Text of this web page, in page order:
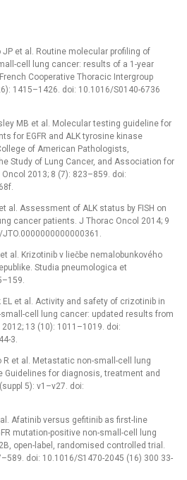
et al. Routine molecular profiling of
cell lung cancer: results of a 1-year
Cooperative Thoracic Intergroup
1415–1426. doi: 10.1016/S0140-6736
MB et al. Molecular testing guideline for
for EGFR and ALK tyrosine kinase
of American Pathologists,
Study of Lung Cancer, and Association for
2013; 8 (7): 823–859. doi:
al. Assessment of ALK status by FISH on
cancer patients. J Thorac Oncol 2014; 9
et al. Krizotinib v liečbe nemalobunkového
Studia pneumologica et
EL et al. Activity and safety of crizotinib in
cell lung cancer: updated results from
13 (10): 1011–1019. doi:
3.
R et al. Metastatic non-small-cell lung
Guidelines for diagnosis, treatment and
5): v1–v27. doi:
al. Afatinib versus gefitinib as first-line
mutation-positive non-small-cell lung
open-label, randomised controlled trial.
doi: 10.1016/S1470-2045 (16) 300 33-